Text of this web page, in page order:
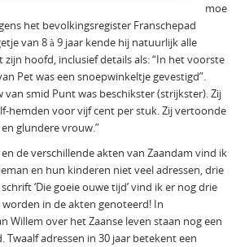
moe
het bevolkingsregister Franschepad
van 8 à 9 jaar kende hij natuurlijk alle
hoofd, inclusief details als: “In het voorste
Pet was een snoepwinkeltje gevestigd”.
van smid Punt was beschikster (strijkster). Zij
hemden voor vijf cent per stuk. Zij vertoonde
glundere vrouw.”
de verschillende akten van Zaandam vind ik
en hun kinderen niet veel adressen, drie
‘Die goeie ouwe tijd’ vind ik er nog drie
in de akten genoteerd! In
Willem over het Zaanse leven staan nog een
Twaalf adressen in 30 jaar betekent een